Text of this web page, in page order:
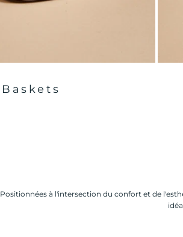
Baskets
Positionnées à l'intersection du confort et de